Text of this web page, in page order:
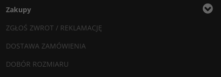
Zakupy
ZGŁOŚ ZWROT / REKLAMACJĘ
DOSTAWA ZAMÓWIENIA
DOBÓR ROZMIARU